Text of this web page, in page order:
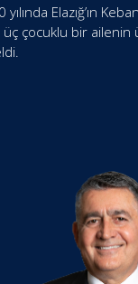
Elazığ’ın
üç çocuklu bir